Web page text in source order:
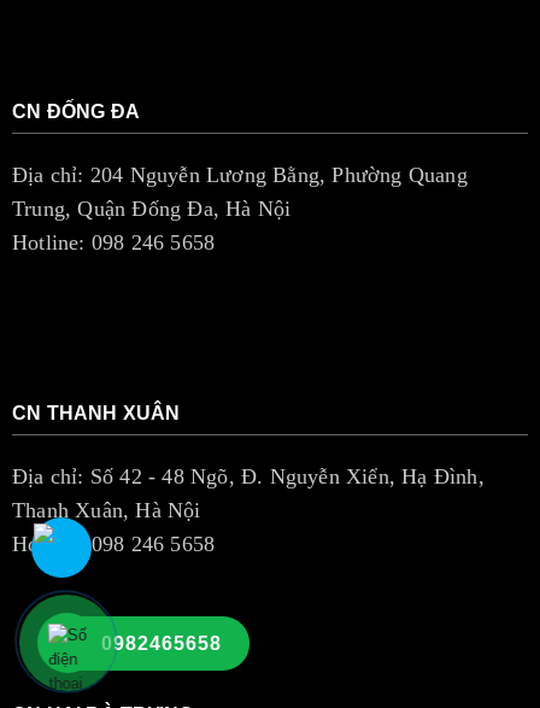
CN ĐỐNG ĐA
Địa chỉ: 204 Nguyễn Lương Bằng, Phường Quang
Trung, Quận Đống Đa, Hà Nội
Hotline: 098 246 5658
CN THANH XUÂN
Địa chỉ: Số 42 - 48 Ngõ, Đ. Nguyễn Xiển, Hạ Đình,
Thanh Xuân, Hà Nội
Hotline: 098 246 5658
0982465658